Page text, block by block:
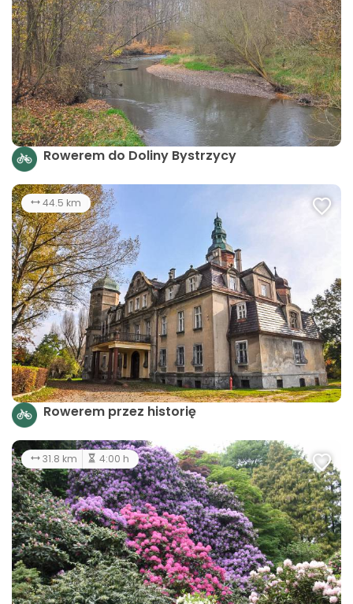
Rowerem do Doliny Bystrzycy
44.5 km
Rowerem przez historię
31.8 km 4:00 h